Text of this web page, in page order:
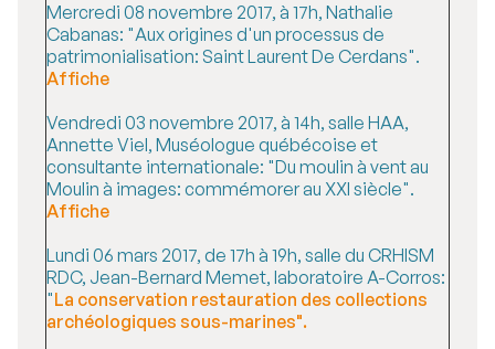
Mercredi 08 novembre 2017, à 17h, Nathalie
Cabanas: "Aux origines d'un processus de
patrimonialisation: Saint Laurent De Cerdans".
Affiche
Vendredi 03 novembre 2017, à 14h, salle HAA,
Annette Viel, Muséologue québécoise et
consultante internationale: "Du moulin à vent au
Moulin à images: commémorer au XXI siècle".
Affiche
Lundi 06 mars 2017, de 17h à 19h, salle du CRHISM
RDC, Jean-Bernard Memet, laboratoire A-Corros:
"La conservation restauration des collections
archéologiques sous-marines".